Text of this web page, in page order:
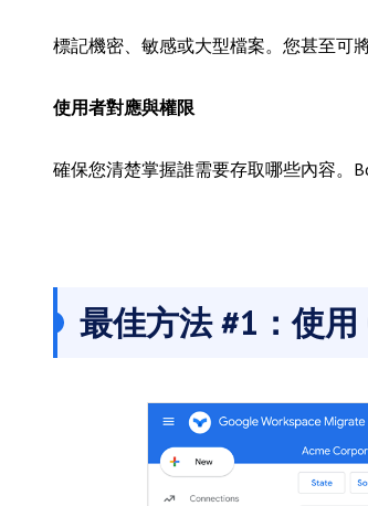
標記機密、敏感或大型檔案。您甚至可
使用者對應與權限
確保您清楚掌握誰需要存取哪些內容。
最佳方法 #1：使用